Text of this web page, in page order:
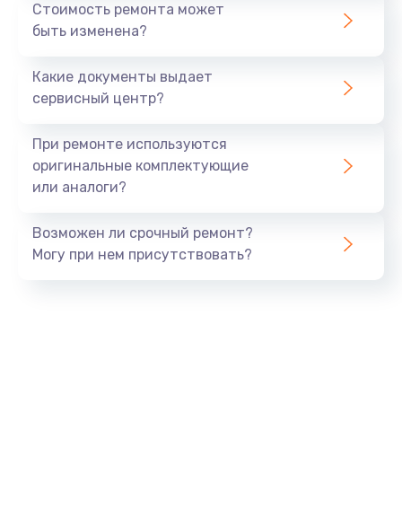
Стоимость ремонта может
быть изменена?
Какие документы выдает
сервисный центр?
При ремонте используются
оригинальные комплектующие
или аналоги?
Возможен ли срочный ремонт?
Могу при нем присутствовать?